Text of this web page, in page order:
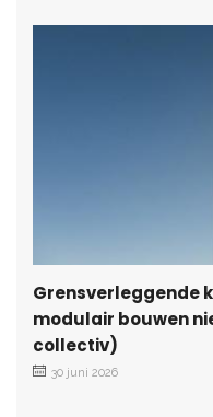
Grensverleggende
modulair bouwen
collectiv)
30 juni 2026